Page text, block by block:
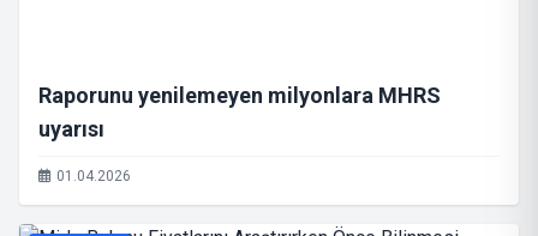
Raporunu yenilemeyen milyonlara MHRS
uyarısı
01.04.2026